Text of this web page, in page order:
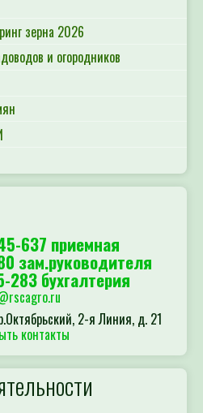
зерна 2026
и огородников
637 приемная
зам.руководителя
бухгалтерия
2-я Линия, д. 21
контакты